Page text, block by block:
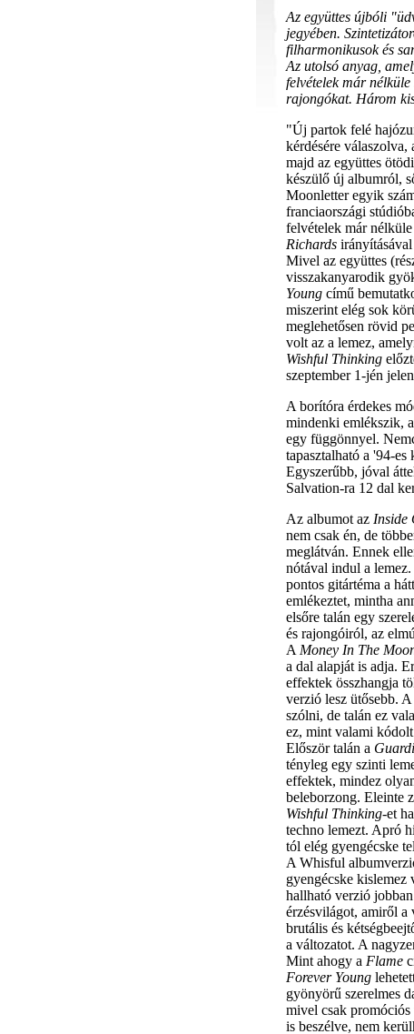
Az együttes újbóli
jegyében.
filharmonikusok és
Az utolsó anyag,
felvételek már
rajongókat. Három
"Új partok felé
kérdésére
majd az együttes
készülő új albumról,
Moonletter egyik
franciaországi
felvételek már
Richards
Mivel az együttes
visszakanyarodik
Youngcímű
miszerint elég sok
meglehetősen rövid
volt az a lemez,
Wishful Thinking
szeptember 1-jén
A borítóra érdekes
mindenki emlékszik,
egy függönnyel.
tapasztalható a '94-es
Egyszerűbb, jóval
Salvation-ra 12 dal
Az albumot az Inside
nem csak én, de
meglátván. Ennek
nótával indul a
pontos gitártéma a
emlékeztet, mintha
elsőre talán egy
és rajongóiról, az
A Money In The
a dal alapját is adja.
effektek összhangja
verzió lesz ütősebb.
szólni, de talán ez
ez, mint valami kódolt
Először talán a
tényleg egy szinti
effektek, mindez
beleborzong. Eleinte
Wishful Thinking-et
techno lemezt. Apró
tól elég gyengécske
A Whisful
gyengécske
hallható verzió
érzésvilágot, amiről a
brutális és
a változatot. A
Mint ahogy a Flame
Forever Young
gyönyörű szerelmes
mivel csak
is beszélve, nem